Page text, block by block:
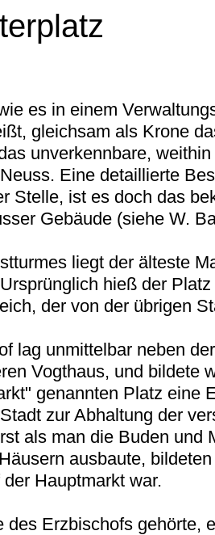
es in einem
gleichsam als Krone
unverkennbare,
Eine detaillierte
Stelle, ist es doch das
Gebäude (siehe W.
liegt der älteste
hieß der
der von der übrigen
lag unmittelbar neben
Vogthaus, und bildete
genannten Platz eine
zur Abhaltung der
als man die Buden und
ausbaute,
Hauptmarkt war.
des Erzbischofs gehörte,